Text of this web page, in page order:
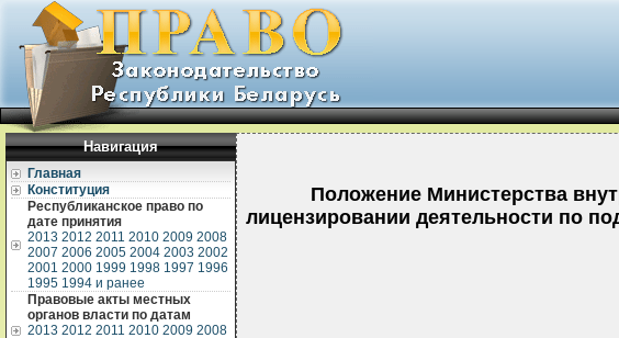
Навигация
Главная
Конституция
Республиканское право по
дате принятия
2013 2012 2011 2010 2009 2008
2007 2006 2005 2004 2003 2002
2001 2000 1999 1998 1997 1996
1995 1994 и ранее
Правовые акты местных
органов власти по датам
2013 2012 2011 2010 2009 2008
Положение Министерства
лицензировании деятельности по